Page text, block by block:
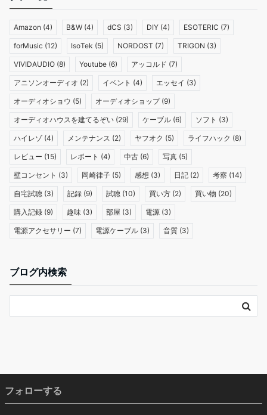
Amazon (4) B&W (4) dCS (3) DIY (4) ESOTERIC (7)
forMusic (12) IsoTek (5) NORDOST (7) TRIGON (3)
VIVIDAUDIO (8) Youtube (6) アッコルド (7)
アニソンオーディオ (2) イベント (4) エッセイ (3)
オーディオショウ (5) オーディオショップ(9)
オーディオハウスを建てるぞい (29) ケーブル (6) ソフト (3)
ハイレゾ (4) メンテナンス (2) ヤフオク (5) ライフハック (8)
レビュー (15) レポート (4) 中古 (6) 写真 (5)
壁コンセント (3) 岡崎律子 (5) 感想 (3) 日記 (2) 考察 (14)
自宅試聴 (3) 記録 (9) 試聴 (10) 買い方 (2) 買い物 (20)
購入記録 (9) 趣味 (3) 部屋 (3) 電源 (3)
電源アクセサリー (7) 電源ケーブル (3) 音質 (3)
ブログ内検索
フォローする